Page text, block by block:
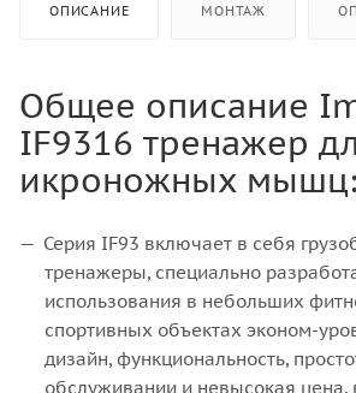
ОПИСАНИЕ МОНТАЖ
Общее описание
IF9316 тренажер
икроножных мышц:
Серия IF93 включает в себя
тренажеры, специально
использования в небольших
спортивных объектах эконом-
дизайн, функциональность,
обслуживании и невысокая цена,